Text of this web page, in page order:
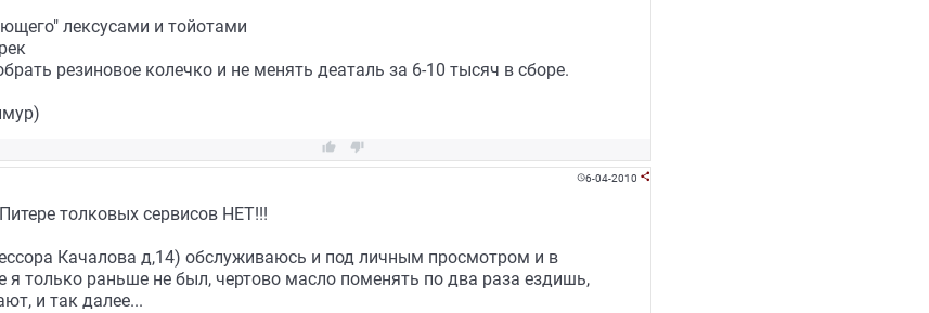
лексусами и тойотами
резиновое колечко и не менять деаталь за 6-10 тысяч в сборе.
 
6-04-2010 
толковых сервисов НЕТ!!!
Качалова д,14) обслуживаюсь и под личным просмотром и в
я только раньше не был, чертово масло поменять по два раза ездишь,
и так далее...